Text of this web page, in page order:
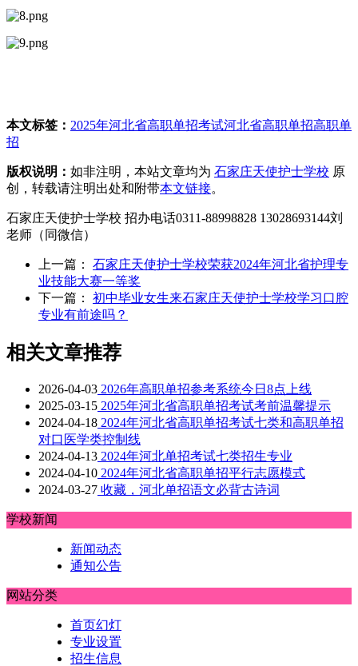
本文标签： 2025年河北省高职单招考试河北省高职单招高职单
招
版权说明： 如非注明，本站文章均为 石家庄天使护士学校 原
创，转载请注明出处和附带本文链接。
石家庄天使护士学校 招办电话0311-88998828 13028693144刘
老师（同微信）
上一篇： 石家庄天使护士学校荣获2024年河北省护理专
业技能大赛一等奖
下一篇： 初中毕业女生来石家庄天使护士学校学习口腔
专业有前途吗？
相关文章推荐
2026-04-03 2026年高职单招参考系统今日8点上线
2025-03-15 2025年河北省高职单招考试考前温馨提示
2024-04-18 2024年河北省高职单招考试七类和高职单招
对口医学类控制线
2024-04-13 2024年河北单招考试七类招生专业
2024-04-10 2024年河北省高职单招平行志愿模式
2024-03-27 收藏，河北单招语文必背古诗词
学校新闻
新闻动态
通知公告
网站分类
首页幻灯
专业设置
招生信息